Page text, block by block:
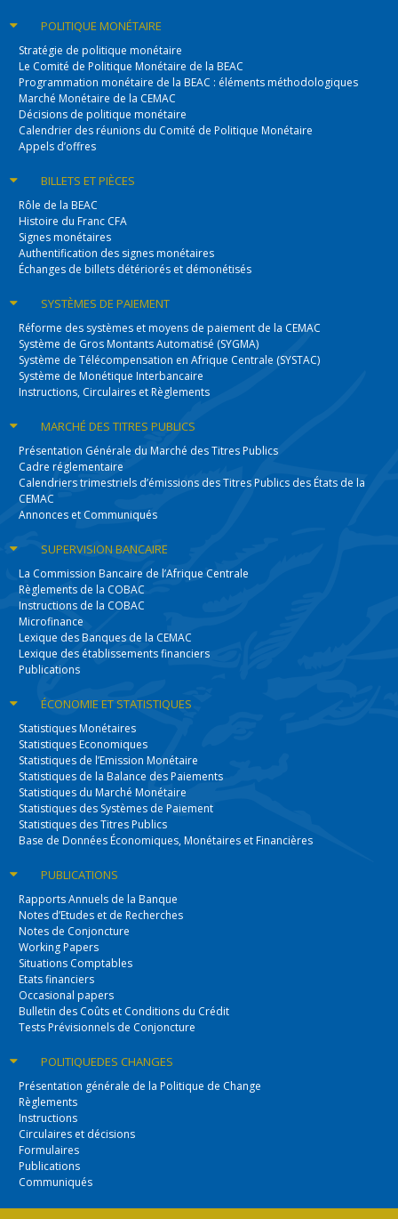
POLITIQUEMONÉTAIRE
Stratégie de politique monétaire
Le Comité de Politique Monétaire de la BEAC
Programmation monétaire de la BEAC : éléments méthodologiques
Marché Monétaire de la CEMAC
Décisions de politique monétaire
Calendrier des réunions du Comité de Politique Monétaire
Appels d’offres
BILLETSET PIÈCES
Rôle de la BEAC
Histoire du Franc CFA
Signes monétaires
Authentification des signes monétaires
Échanges de billets détériorés et démonétisés
SYSTÈMESDE PAIEMENT
Réforme des systèmes et moyens de paiement de la CEMAC
Système de Gros Montants Automatisé (SYGMA)
Système de Télécompensation en Afrique Centrale (SYSTAC)
Système de Monétique Interbancaire
Instructions, Circulaires et Règlements
MARCHÉ DESTITRES PUBLICS
Présentation Générale du Marché des Titres Publics
Cadre réglementaire
Calendriers trimestriels d’émissions des Titres Publics des États de la
CEMAC
Annonces et Communiqués
SUPERVISIONBANCAIRE
La Commission Bancaire de l’Afrique Centrale
Règlements de la COBAC
Instructions de la COBAC
Microfinance
Lexique des Banques de la CEMAC
Lexique des établissements financiers
Publications
ÉCONOMIEET STATISTIQUES
Statistiques Monétaires
Statistiques Economiques
Statistiques de l’Emission Monétaire
Statistiques de la Balance des Paiements
Statistiques du Marché Monétaire
Statistiques des Systèmes de Paiement
Statistiques des Titres Publics
Base de Données Économiques, Monétaires et Financières
PUBLICATIONS
Rapports Annuels de la Banque
Notes d’Etudes et de Recherches
Notes de Conjoncture
Working Papers
Situations Comptables
Etats financiers
Occasional papers
Bulletin des Coûts et Conditions du Crédit
Tests Prévisionnels de Conjoncture
POLITIQUEDES CHANGES
Présentation générale de la Politique de Change
Règlements
Instructions
Circulaires et décisions
Formulaires
Publications
Communiqués